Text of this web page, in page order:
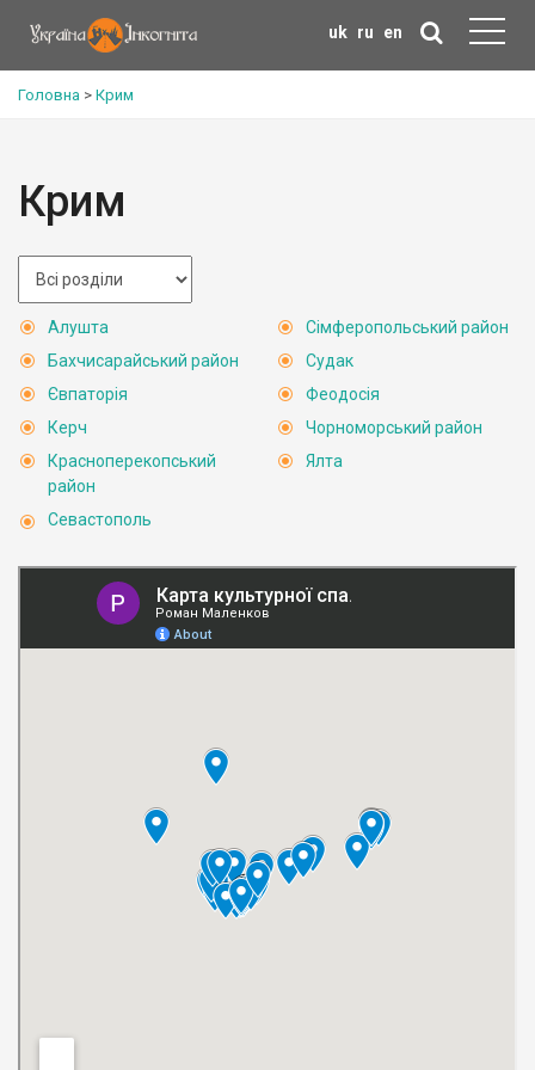
uk ru en
Головна > Крим
Крим
Алушта
Бахчисарайський район
Євпаторія
Керч
Красноперекопський
район
Севастополь
Сімферопольський район
Судак
Феодосія
Чорноморський район
Ялта